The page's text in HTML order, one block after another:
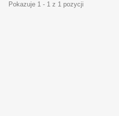
Pokazuje 1 - 1 z 1 pozycji